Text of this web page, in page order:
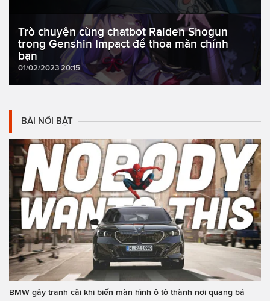
Trò chuyện cùng chatbot Raiden Shogun
trong Genshin Impact để thỏa mãn chính
bạn
01/02/2023 20:15
BÀI NỔI BẬT
BMW gây tranh cãi khi biến màn hình ô tô thành nơi quảng bá